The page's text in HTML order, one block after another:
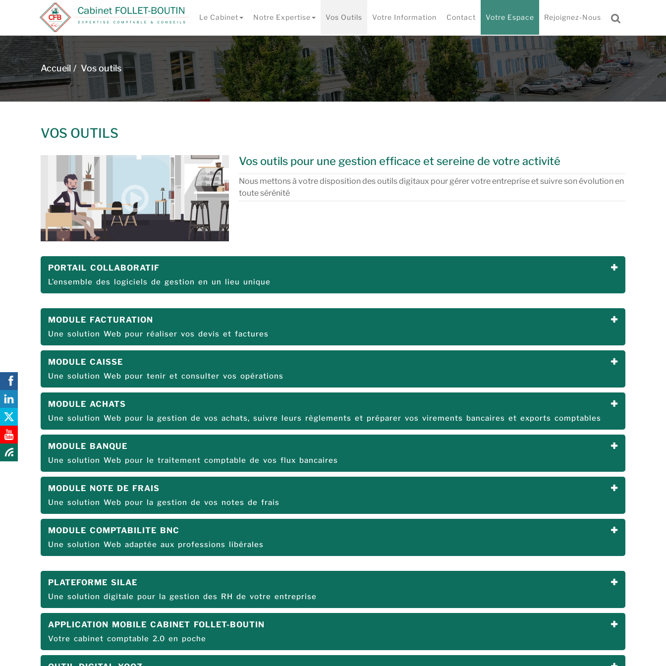
Le Cabinet Notre Expertise Vos Outils Votre Information Contact Votre Espace Rejoignez-Nous Rechercher
Accueil Vos outils
VOS OUTILS
Vos outils pour une gestion efficace et sereine de votre activité
Nous mettons à votre disposition des outils digitaux pour gérer votre entreprise et suivre son évolution en
toute sérénité
PORTAIL COLLABORATIF
L’ensemble des logiciels de gestion en un lieu unique
MODULE FACTURATION
Une solution Web pour réaliser vos devis et factures
MODULE CAISSE
Une solution Web pour tenir et consulter vos opérations
MODULE ACHATS
Une solution Web pour la gestion de vos achats, suivre leurs règlements et préparer vos virements bancaires et exports comptables
MODULE BANQUE
Une solution Web pour le traitement comptable de vos flux bancaires
MODULE NOTE DE FRAIS
Une solution Web pour la gestion de vos notes de frais
MODULE COMPTABILITE BNC
Une solution Web adaptée aux professions libérales
PLATEFORME SILAE
Une solution digitale pour la gestion des RH de votre entreprise
APPLICATION MOBILE CABINET FOLLET-BOUTIN
Votre cabinet comptable 2.0 en poche